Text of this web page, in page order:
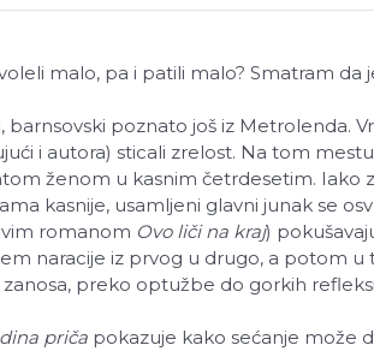
malo, pa i patili malo? Smatram da
poznato još iz Metrolenda.
i autora) sticali zrelost. Na tom
ženom u kasnim četrdesetim. Iako
kasnije, usamljeni glavni junak se
romanom Ovo liči na kraj)
naracije iz prvog u drugo, a potom u
preko optužbe do gorkih
priča pokazuje kako sećanje može